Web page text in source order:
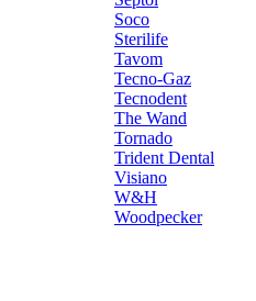
Soco
Sterilife
Tavom
Tecno-Gaz
Tecnodent
The Wand
Tornado
Trident Dental
Visiano
W&H
Woodpecker